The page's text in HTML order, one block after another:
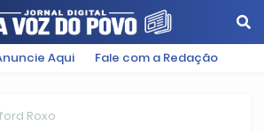
Aqui Fale com a Redação
Roxo